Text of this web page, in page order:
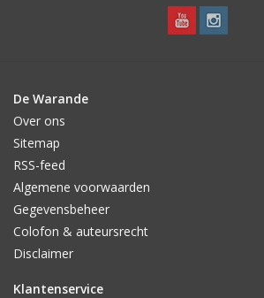
De Warande
Over ons
Sitemap
RSS-feed
Algemene voorwaarden
Gegevensbeheer
Colofon & auteursrecht
Disclaimer
Klantenservice